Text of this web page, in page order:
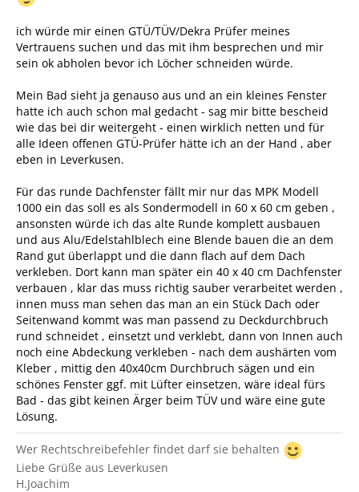
ich würde mir einen GTÜ/TÜV/Dekra Prüfer meines
Vertrauens suchen und das mit ihm besprechen und mir
sein ok abholen bevor ich Löcher schneiden würde.
Mein Bad sieht ja genauso aus und an ein kleines Fenster
hatte ich auch schon mal gedacht - sag mir bitte bescheid
wie das bei dir weitergeht - einen wirklich netten und für
alle Ideen offenen GTÜ-Prüfer hätte ich an der Hand , aber
eben in Leverkusen.
Für das runde Dachfenster fällt mir nur das MPK Modell
1000 ein das soll es als Sondermodell in 60 x 60 cm geben ,
ansonsten würde ich das alte Runde komplett ausbauen
und aus Alu/Edelstahlblech eine Blende bauen die an dem
Rand gut überlappt und die dann flach auf dem Dach
verkleben. Dort kann man später ein 40 x 40 cm Dachfenster
verbauen , klar das muss richtig sauber verarbeitet werden ,
innen muss man sehen das man an ein Stück Dach oder
Seitenwand kommt was man passend zu Deckdurchbruch
rund schneidet , einsetzt und verklebt, dann von Innen auch
noch eine Abdeckung verkleben - nach dem aushärten vom
Kleber , mittig den 40x40cm Durchbruch sägen und ein
schönes Fenster ggf. mit Lüfter einsetzen, wäre ideal fürs
Bad - das gibt keinen Ärger beim TÜV und wäre eine gute
Lösung.
Wer Rechtschreibefehler findet darf sie behalten
Liebe Grüße aus Leverkusen
H.Joachim